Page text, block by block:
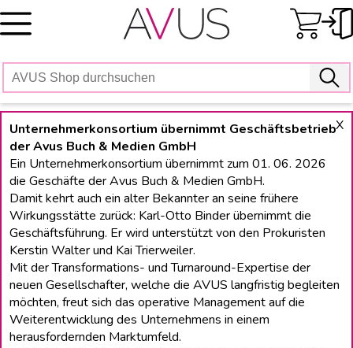
Skip
to
X
Unternehmerkonsortium übernimmt Geschäftsbetrieb
der Avus Buch & Medien GmbH
Ein Unternehmerkonsortium übernimmt zum 01. 06. 2026
die Geschäfte der Avus Buch & Medien GmbH.
Damit kehrt auch ein alter Bekannter an seine frühere
Wirkungsstätte zurück: Karl-Otto Binder übernimmt die
Geschäftsführung. Er wird unterstützt von den Prokuristen
Kerstin Walter und Kai Trierweiler.
Mit der Transformations- und Turnaround-Expertise der
neuen Gesellschafter, welche die AVUS langfristig begleiten
möchten, freut sich das operative Management auf die
Weiterentwicklung des Unternehmens in einem
herausfordernden Marktumfeld.